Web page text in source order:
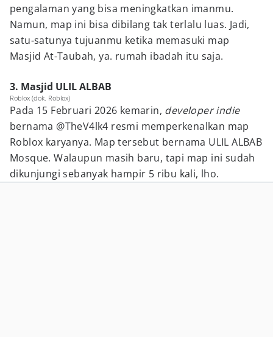
pengalaman yang bisa meningkatkan imanmu.
Namun, map ini bisa dibilang tak terlalu luas. Jadi,
satu-satunya tujuanmu ketika memasuki map
Masjid At-Taubah, ya. rumah ibadah itu saja.
3. Masjid ULIL ALBAB
Roblox (dok. Roblox)
Pada 15 Februari 2026 kemarin, developer indie
bernama @TheV4lk4 resmi memperkenalkan map
Roblox karyanya. Map tersebut bernama ULIL ALBAB
Mosque. Walaupun masih baru, tapi map ini sudah
dikunjungi sebanyak hampir 5 ribu kali, lho.